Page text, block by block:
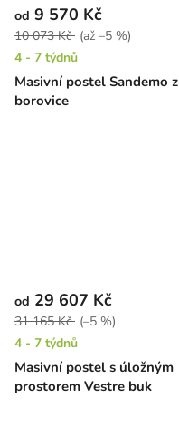
Masivní postel Sandemo z
borovice
od 9 570 Kč
10 073 Kč (až –5 %)
4 - 7 týdnů
Masivní postel s úložným
prostorem Vestre buk
od 29 607 Kč
31 165 Kč (–5 %)
4 - 7 týdnů